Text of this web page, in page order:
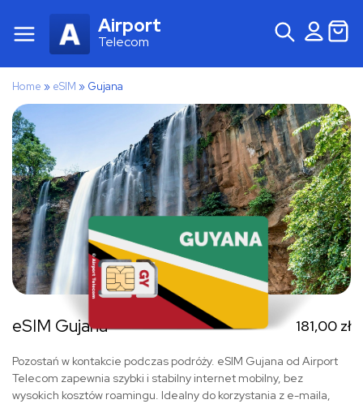
Airport
Telecom
Home » eSIM » Gujana
eSIM Gujana 181,00 zł
Pozostań w kontakcie podczas podróży. eSIM Gujana od Airport
Telecom zapewnia szybki i stabilny internet mobilny, bez
wysokich kosztów roamingu. Idealny do korzystania z e-maila,